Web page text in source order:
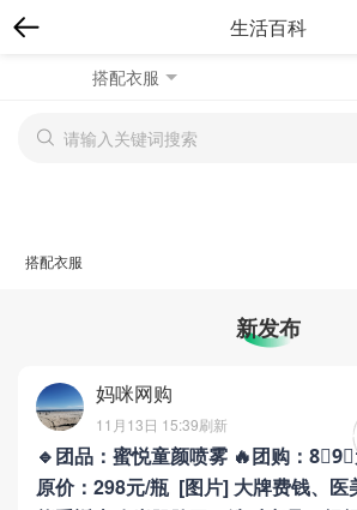
生活百科
搭配衣服
搭配衣服
新发布
妈咪网购
11月13日 15:39刷新
🔹团品：蜜悦童颜喷雾 🔥团购：
原价：298元/瓶 [图片] 大牌费钱、医